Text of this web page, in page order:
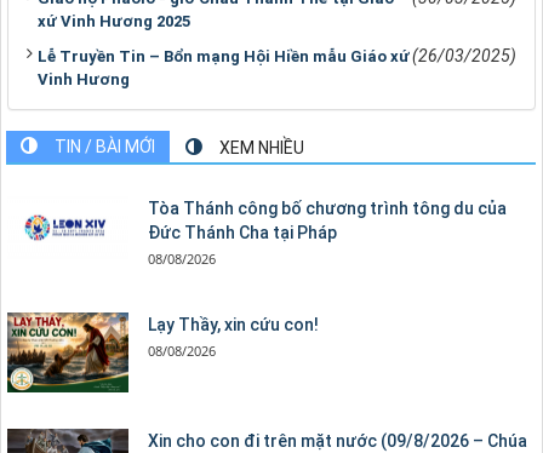
xứ Vinh Hương 2025
Lễ Truyền Tin – Bổn mạng Hội Hiền mẫu Giáo xứ
Vinh Hương
(26/03/2025)
TIN / BÀI MỚI XEM NHIỀU
Tòa Thánh công bố chương trình tông du của
Đức Thánh Cha tại Pháp
08/08/2026
Lạy Thầy, xin cứu con!
08/08/2026
Xin cho con đi trên mặt nước (09/8/2026 – Chúa